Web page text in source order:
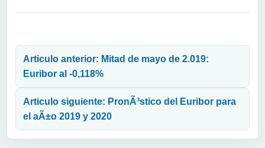
Articulo anterior: Mitad de mayo de 2.019:
Euribor al -0,118%
Articulo siguiente: PronÃ³stico del Euribor para
el aÃ±o 2019 y 2020